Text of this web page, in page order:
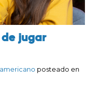
de jugar
posteado en